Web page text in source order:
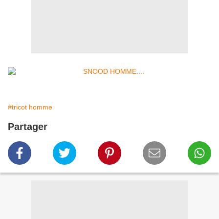
#tricot homme
Partager